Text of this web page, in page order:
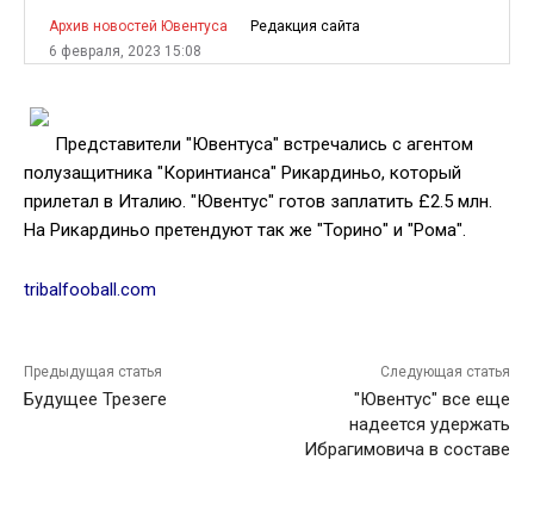
Архив новостей Ювентуса
Редакция сайта
6 февраля, 2023 15:08
Представители "Ювентуса" встречались с агентом
полузащитника "Коринтианса" Рикардиньо, который
прилетал в Италию. "Ювентус" готов заплатить £2.5 млн.
На Рикардиньо претендуют так же "Торино" и "Рома".
tribalfooball.com
Предыдущая статья
Будущее Трезеге
Следующая статья
"Ювентус" все еще
надеется удержать
Ибрагимовича в составе